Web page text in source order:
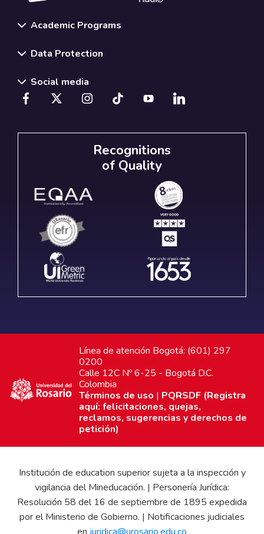
Academic Programs
Data Protection
Social media
Recognitions
of Quality
Línea de atención Bogotá: (601) 297
0200
Calle 12C Nº 6-25 - Bogotá D.C.
Colombia
Términos de uso | PQRSDF (Registra
aquí: felicitaciones, quejas,
reclamos, sugerencias y derechos de
petición)
Institución de education superior sujeta a la inspección y
vigilancia del Mineducación. | Personería Jurídica:
Resolución 58 del 16 de septiembre de 1895 expedida
por el Ministerio de Gobierno. | Notificaciones judiciales